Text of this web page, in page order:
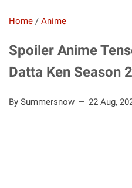
Home / Anime
Spoiler Anime
Datta Ken Season
By Summersnow 22 Aug,